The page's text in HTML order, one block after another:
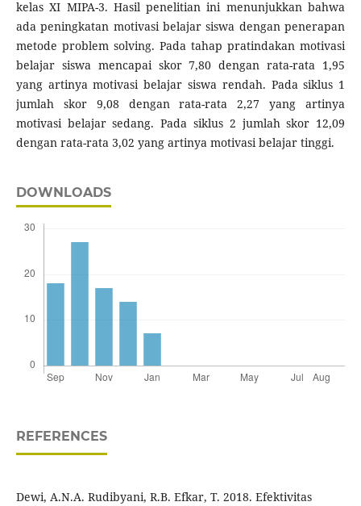
kelas XI MIPA-3. Hasil penelitian ini menunjukkan bahwa
ada peningkatan motivasi belajar siswa dengan penerapan
metode problem solving. Pada tahap pratindakan motivasi
belajar siswa mencapai skor 7,80 dengan rata-rata 1,95
yang artinya motivasi belajar siswa rendah. Pada siklus 1
jumlah skor 9,08 dengan rata-rata 2,27 yang artinya
motivasi belajar sedang. Pada siklus 2 jumlah skor 12,09
dengan rata-rata 3,02 yang artinya motivasi belajar tinggi.
DOWNLOADS
REFERENCES
Dewi, A.N.A. Rudibyani, R.B. Efkar, T. 2018. Efektivitas